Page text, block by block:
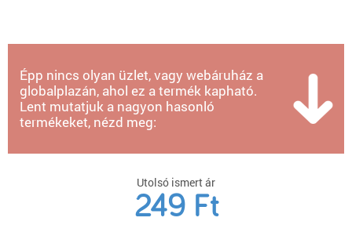
Épp nincs olyan üzlet, vagy webáruház a
globalplazán, ahol ez a termék kapható.
Lent mutatjuk a nagyon hasonló
termékeket, nézd meg:
Utolsó ismert ár
249 Ft